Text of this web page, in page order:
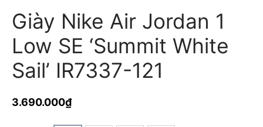
Giày Nike Air Jordan 1
Low SE ‘Summit White
Sail’ IR7337-121
3.690.000₫